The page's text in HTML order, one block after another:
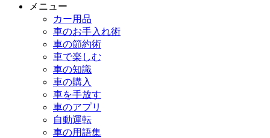
メニュー
カー用品
車のお手入れ術
車の節約術
車で楽しむ
車の知識
車の購入
車を手放す
車のアプリ
自動運転
車の用語集